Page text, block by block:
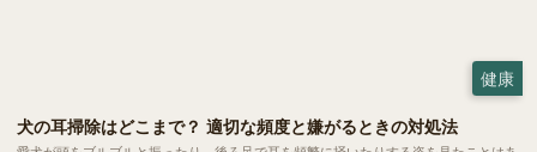
健康
犬の耳掃除はどこまで？ 適切な頻度と嫌がるときの対処法